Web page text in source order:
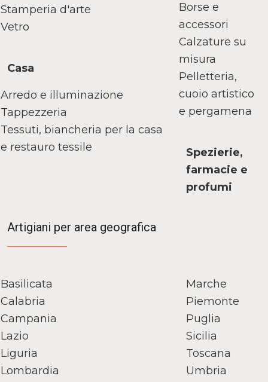
Stamperia d'arte
Vetro
Casa
Arredo e illuminazione
Tappezzeria
Tessuti, biancheria per la casa
e restauro tessile
Borse e
accessori
Calzature su
misura
Pelletteria,
cuoio artistico
e pergamena
Spezierie,
farmacie e
profumi
Artigiani per area geografica
Basilicata
Calabria
Campania
Lazio
Liguria
Lombardia
Marche
Piemonte
Puglia
Sicilia
Toscana
Umbria